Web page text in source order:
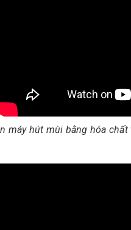
máy hút mùi bằng hóa chất